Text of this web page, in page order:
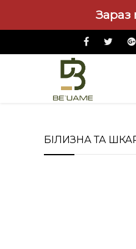
Зараз
Чоловікам
БІЛИЗНА ТА